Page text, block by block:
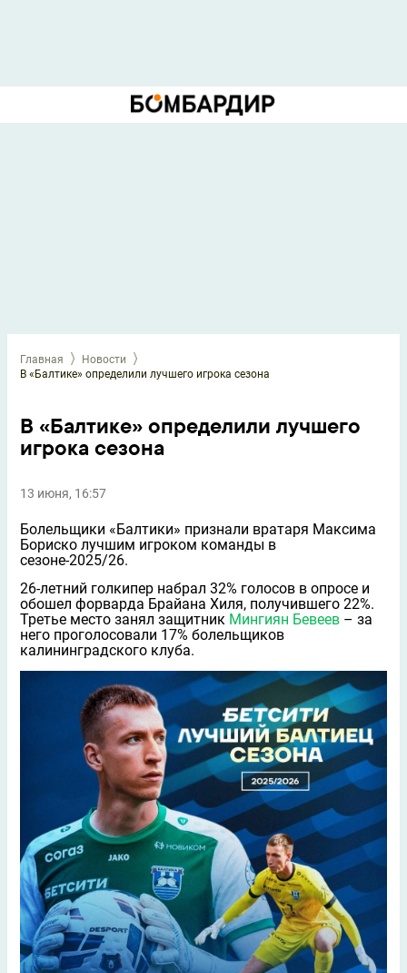
Главная
Новости
В «Балтике» определили лучшего игрока сезона
В «Балтике» определили лучшего
игрока сезона
13 июня, 16:57
Болельщики «Балтики» признали вратаря Максима
Бориско лучшим игроком команды в
сезоне-2025/26.
26-летний голкипер набрал 32% голосов в опросе и
обошел форварда Брайана Хиля, получившего 22%.
Третье место занял защитник Мингиян Бевеев – за
него проголосовали 17% болельщиков
калининградского клуба.